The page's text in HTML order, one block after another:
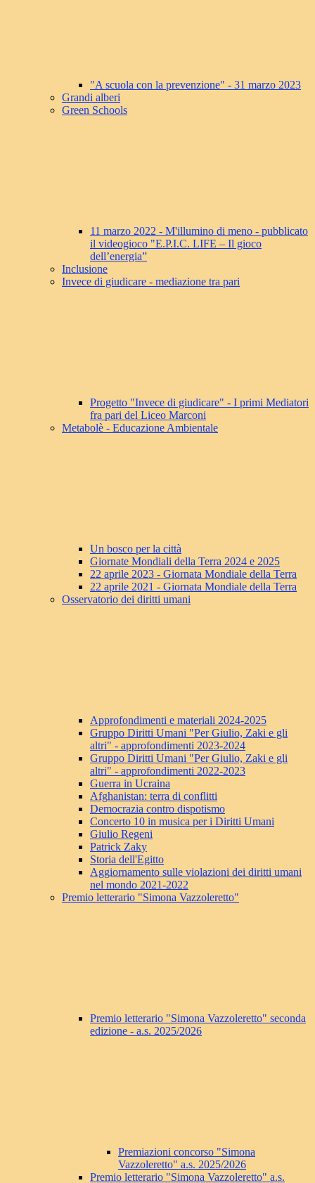
"A scuola con la prevenzione" - 31 marzo 2023
Grandi alberi
Green Schools
11 marzo 2022 - M'illumino di meno - pubblicato
il videogioco "E.P.I.C. LIFE – Il gioco
dell’energia”
Inclusione
Invece di giudicare - mediazione tra pari
Progetto "Invece di giudicare" - I primi Mediatori
fra pari del Liceo Marconi
Metabolè - Educazione Ambientale
Un bosco per la città
Giornate Mondiali della Terra 2024 e 2025
22 aprile 2023 - Giornata Mondiale della Terra
22 aprile 2021 - Giornata Mondiale della Terra
Osservatorio dei diritti umani
Approfondimenti e materiali 2024-2025
Gruppo Diritti Umani "Per Giulio, Zaki e gli
altri" - approfondimenti 2023-2024
Gruppo Diritti Umani "Per Giulio, Zaki e gli
altri" - approfondimenti 2022-2023
Guerra in Ucraina
Afghanistan: terra di conflitti
Democrazia contro dispotismo
Concerto 10 in musica per i Diritti Umani
Giulio Regeni
Patrick Zaky
Storia dell'Egitto
Aggiornamento sulle violazioni dei diritti umani
nel mondo 2021-2022
Premio letterario "Simona Vazzoleretto"
Premio letterario "Simona Vazzoleretto" seconda
edizione - a.s. 2025/2026
Premiazioni concorso "Simona
Vazzoleretto" a.s. 2025/2026
Premio letterario "Simona Vazzoleretto" a.s.